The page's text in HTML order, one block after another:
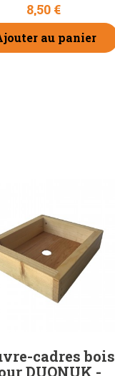
8,50 €
au panier
cadres bois
DUONUK -